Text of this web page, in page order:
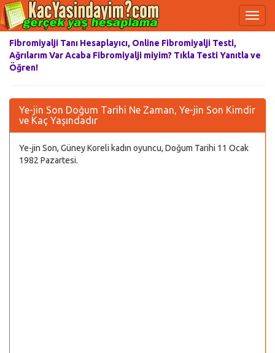
Fibromiyalji Tanı Hesaplayıcı, Online Fibromiyalji Testi,
Ağrılarım Var Acaba Fibromiyalji miyim? Tıkla Testi Yanıtla ve
Öğren!
Ye-jin Son Doğum Tarihi Ne Zaman, Ye-jin Son Kimdir
ve Kaç Yaşındadır
Ye-jin Son, Güney Koreli kadın oyuncu, Doğum Tarihi 11 Ocak
1982 Pazartesi.